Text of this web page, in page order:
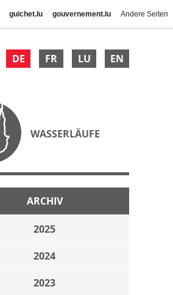
guichet.lu gouvernement.lu Andere Seiten
DE FR LU EN
WASSERLÄUFE
ARCHIV
2025
2024
2023